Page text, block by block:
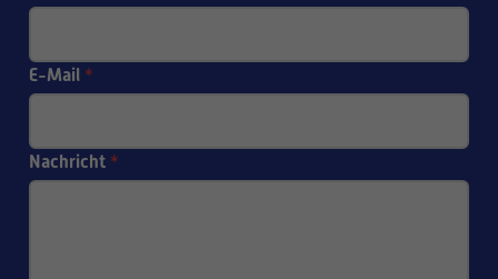
E-Mail *
Nachricht *